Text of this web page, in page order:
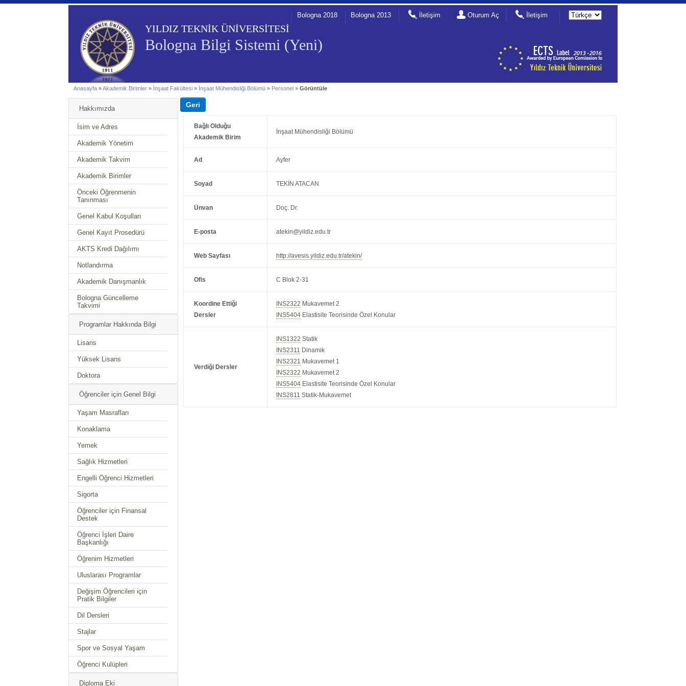
YILDIZ TEKNİK ÜNİVERSİTESİ
Bologna Bilgi Sistemi (Yeni)
Bologna 2018 Bologna 2013 İletişim Oturum Aç İletişim
Anasayfa »Akademik Birimler » İnşaat Fakültesi » İnşaat Mühendisliği Bölümü » Personel »Görüntüle
Hakkımızda
İsim ve Adres
Akademik Yönetim
Akademik Takvim
Akademik Birimler
Önceki Öğrenmenin
Tanınması
Genel Kabul Koşulları
Genel Kayıt Prosedürü
AKTS Kredi Dağılımı
Notlandırma
Akademik Danışmanlık
Bologna Güncelleme
Takvimi
Programlar Hakkında Bilgi
Lisans
Yüksek Lisans
Doktora
Öğrenciler için Genel Bilgi
Yaşam Masrafları
Konaklama
Yemek
Sağlık Hizmetleri
Engelli Öğrenci Hizmetleri
Sigorta
Öğrenciler için Finansal
Destek
Öğrenci İşleri Daire
Başkanlığı
Öğrenim Hizmetleri
Uluslarası Programlar
Değişim Öğrencileri için
Pratik Bilgiler
Dil Dersleri
Stajlar
Spor ve Sosyal Yaşam
Öğrenci Kulüpleri
Diploma Eki
Bağlı Olduğu
Akademik Birim
İnşaat Mühendisliği Bölümü
Ad Ayfer
Soyad TEKİN ATACAN
Ünvan Doç. Dr.
E-posta atekin@yildiz.edu.tr
Web Sayfası http://avesis.yildiz.edu.tr/atekin/
Ofis C Blok 2-31
Koordine Ettiği
Dersler
INS2322 Mukavemet 2
INS5404 Elastisite Teorisinde Özel Konular
Verdiği Dersler
INS1322 Statik
INS2311 Dinamik
INS2321 Mukavemet 1
INS2322 Mukavemet 2
INS5404 Elastisite Teorisinde Özel Konular
INS2811 Statik-Mukavemet